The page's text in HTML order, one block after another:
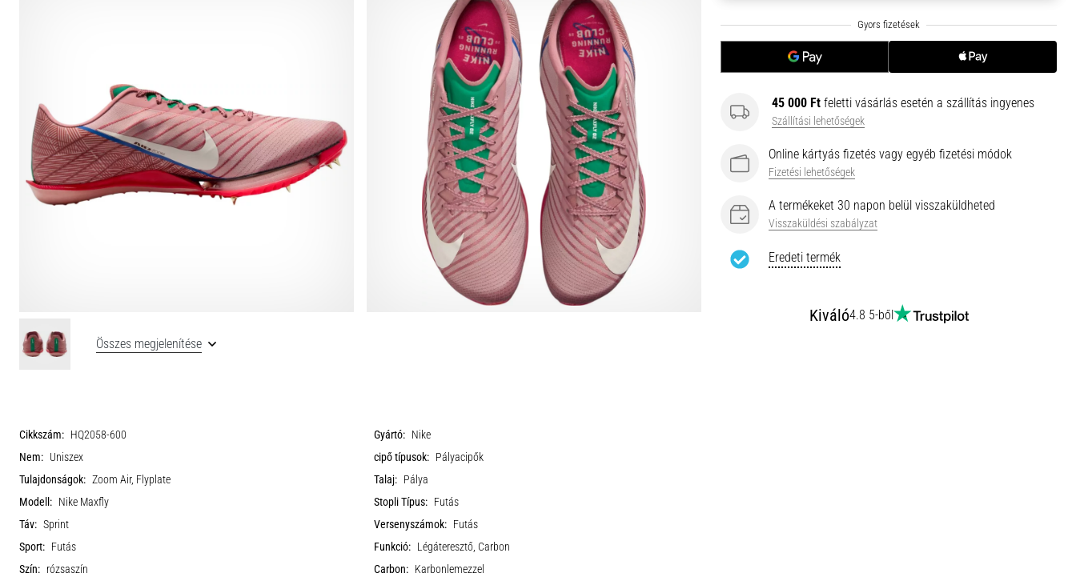
45 000 Ft feletti vásárlás esetén a szállítás ingyenes
Szállítási lehetőségek
Online kártyás fizetés vagy egyéb fizetési módok
Fizetési lehetőségek
A termékeket 30 napon belül visszaküldheted
Visszaküldési szabályzat
Eredeti termék
Kiváló4.8 5-ből
Összes megjelenítése
Cikkszám: HQ2058-600 Gyártó: Nike
Nem: Uniszex cipő típusok: Pályacipők
Tulajdonságok: Zoom Air, Flyplate Talaj: Pálya
Modell: Nike Maxfly Stopli Típus: Futás
Táv: Sprint Versenyszámok: Futás
Sport: Futás Funkció: Légáteresztő, Carbon
Szín: rózsaszín Carbon: Karbonlemezzel